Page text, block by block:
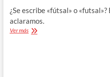
¿Se escribe «fútsal» o
aclaramos.
Ver másJuegos